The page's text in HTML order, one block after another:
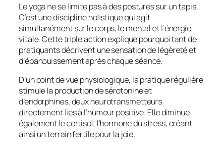
Le yoga ne se limite pas à des postures sur un tapis.
C’est une discipline holistique qui agit
simultanément sur le corps, le mental et l’énergie
vitale. Cette triple action explique pourquoi tant de
pratiquants décrivent une sensation de légèreté et
d’épanouissement après chaque séance.
D’un point de vue physiologique, la pratique régulière
stimule la production de sérotonine et
d’endorphines, deux neurotransmetteurs
directement liés à l’humeur positive. Elle diminue
également le cortisol, l’hormone du stress, créant
ainsi un terrain fertile pour la joie.